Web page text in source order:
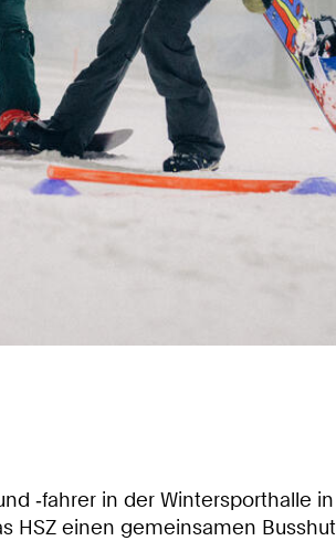
‑fahrer in der Wintersporthalle
einen gemeinsamen